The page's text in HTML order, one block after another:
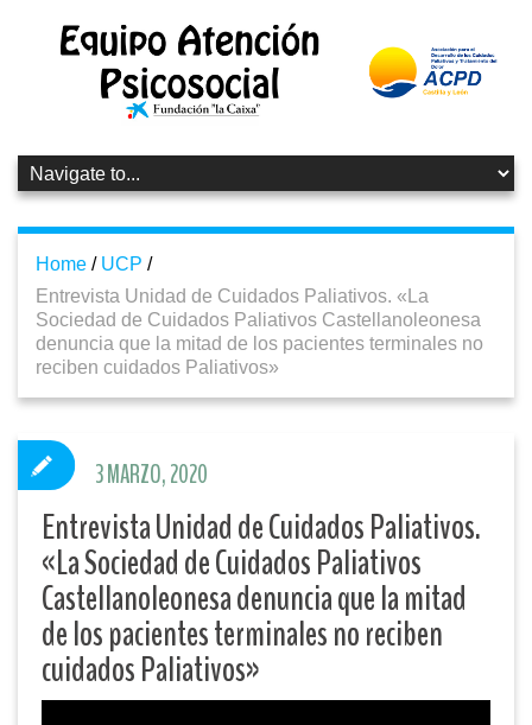
Home / UCP /
Entrevista Unidad de Cuidados Paliativos. «La
Sociedad de Cuidados Paliativos Castellanoleonesa
denuncia que la mitad de los pacientes terminales no
reciben cuidados Paliativos»
Entrevista Unidad de Cuidados Paliativos.
«La Sociedad de Cuidados Paliativos
Castellanoleonesa denuncia que la mitad
de los pacientes terminales no reciben
cuidados Paliativos»
3 MARZO, 2020